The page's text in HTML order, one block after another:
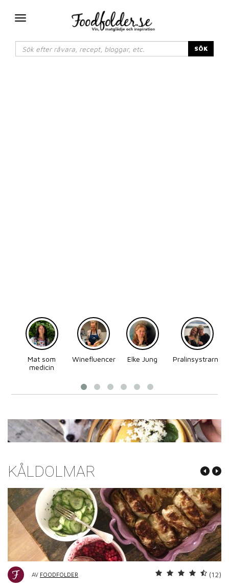
Växla
SÖK
Mat som
medicin
Winefluencer Elke Jung
Pralinsystrarna
KÅLDOLMAR
AV FOODFOLDER (12)